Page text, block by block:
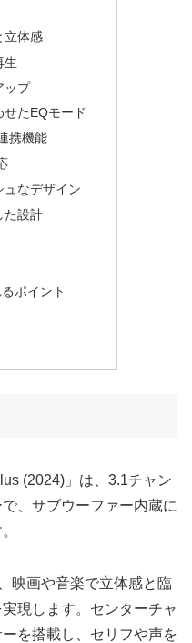
立体感
生
ップ
せたEQモード
携機能
ュなデザイン
た設計
ポイント
(2024)」は、3.1チャン
、サブウーファー内蔵に
映画や音楽で立体感と臨
現します。センターチャ
を搭載し、セリフや声を